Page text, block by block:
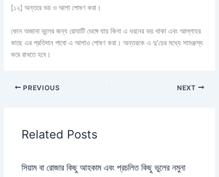
[১২] অন্তরে ভয় ও আশা পোষণ করা।
কোন অজানা ভুলের জন্য রোযাটি ভেঙ্গে যায় কিনা এ ধরনের ভয় থাকা এবং আল্লাহর
কাছে এর প্রতিদান পাবো এ আশাও পোষণ করা। অন্তরকে এ দু’য়ের মধ্যে সামঞ্জস্য
করে রাখতে হবে।
PREVIOUS NEXT
Related Posts
সিয়াম বা রোজার কিছু আহকাম এবং প্রচলিত কিছু ভুলের নমুনা